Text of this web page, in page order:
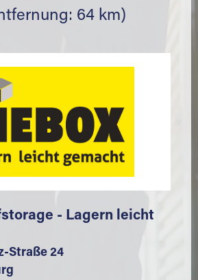
64 km)
- Lagern leicht
Straße 24